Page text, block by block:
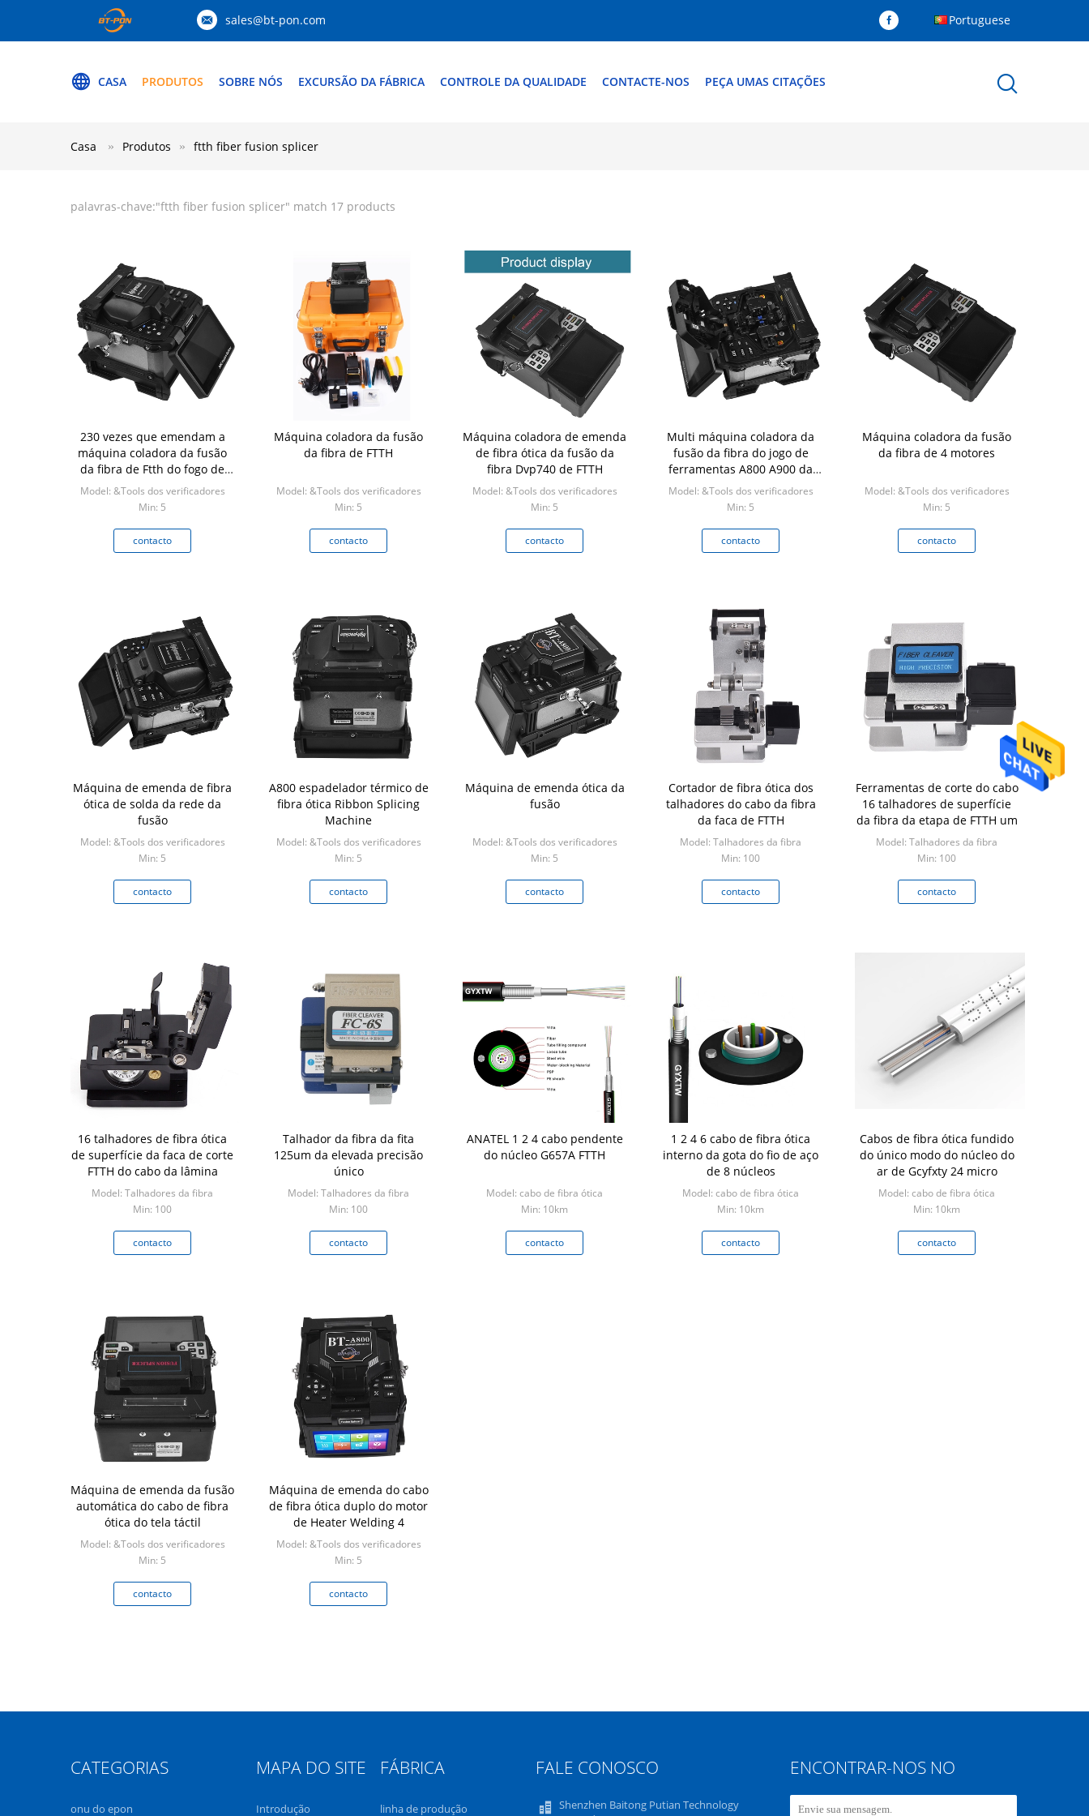
sales@bt-pon.com Portuguese
CASA PRODUTOS SOBRE NÓS EXCURSÃO DA FÁBRICA CONTROLE DA QUALIDADE CONTACTE-NOS PEÇA UMAS CITAÇÕES
Casa Produtos ftth fiber fusion splicer
palavras-chave:"ftth fiber fusion splicer" match 17 products
230 vezes que emendam a
máquina coladora da fusão
da fibra de Ftth do fogo de
sinal
Model: &Tools dos verificadores
Min: 5
contacto
Máquina coladora da fusão
da fibra de FTTH
Model: &Tools dos verificadores
Min: 5
contacto
Máquina coladora de emenda
de fibra ótica da fusão da
fibra Dvp740 de FTTH
Model: &Tools dos verificadores
Min: 5
contacto
Multi máquina coladora da
fusão da fibra do jogo de
ferramentas A800 A900 da
língua FTTH
Model: &Tools dos verificadores
Min: 5
contacto
Máquina coladora da fusão
da fibra de 4 motores
Model: &Tools dos verificadores
Min: 5
contacto
Máquina de emenda de fibra
ótica de solda da rede da
fusão
Model: &Tools dos verificadores
Min: 5
contacto
A800 espadelador térmico de
fibra ótica Ribbon Splicing
Machine
Model: &Tools dos verificadores
Min: 5
contacto
Máquina de emenda ótica da
fusão
Model: &Tools dos verificadores
Min: 5
contacto
Cortador de fibra ótica dos
talhadores do cabo da fibra
da faca de FTTH
Model: Talhadores da fibra
Min: 100
contacto
Ferramentas de corte do cabo
16 talhadores de superfície
da fibra da etapa de FTTH um
Model: Talhadores da fibra
Min: 100
contacto
16 talhadores de fibra ótica
de superfície da faca de corte
FTTH do cabo da lâmina
Model: Talhadores da fibra
Min: 100
contacto
Talhador da fibra da fita
125um da elevada precisão
único
Model: Talhadores da fibra
Min: 100
contacto
ANATEL 1 2 4 cabo pendente
do núcleo G657A FTTH
Model: cabo de fibra ótica
Min: 10km
contacto
1 2 4 6 cabo de fibra ótica
interno da gota do fio de aço
de 8 núcleos
Model: cabo de fibra ótica
Min: 10km
contacto
Cabos de fibra ótica fundido
do único modo do núcleo do
ar de Gcyfxty 24 micro
Model: cabo de fibra ótica
Min: 10km
contacto
Máquina de emenda da fusão
automática do cabo de fibra
ótica do tela táctil
Model: &Tools dos verificadores
Min: 5
contacto
Máquina de emenda do cabo
de fibra ótica duplo do motor
de Heater Welding 4
Model: &Tools dos verificadores
Min: 5
contacto
CATEGORIAS
onu do epon
MAPA DO SITE
Introdução
FÁBRICA
linha de produção
FALE CONOSCO
Shenzhen Baitong Putian Technology
ENCONTRAR-NOS NO